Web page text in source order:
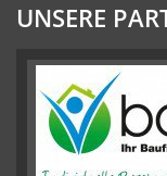
UNSERE